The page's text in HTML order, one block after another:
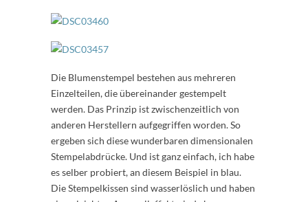
Die Blumenstempel bestehen aus mehreren
Einzelteilen, die übereinander gestempelt
werden. Das Prinzip ist zwischenzeitlich von
anderen Herstellern aufgegriffen worden. So
ergeben sich diese wunderbaren dimensionalen
Stempelabdrücke. Und ist ganz einfach, ich habe
es selber probiert, an diesem Beispiel in blau.
Die Stempelkissen sind wasserlöslich und haben